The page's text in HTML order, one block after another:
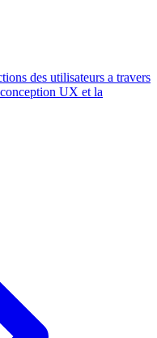
des utilisateurs a travers
UX et la